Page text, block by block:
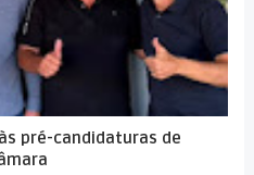
pré-candidaturas de